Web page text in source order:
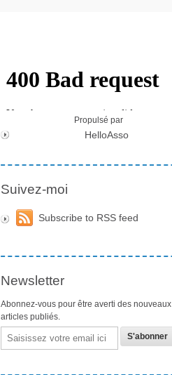
Propulsé par
HelloAsso
Suivez-moi
Subscribe to RSS feed
Newsletter
Abonnez-vous pour être averti des nouveaux
articles publiés.
Email